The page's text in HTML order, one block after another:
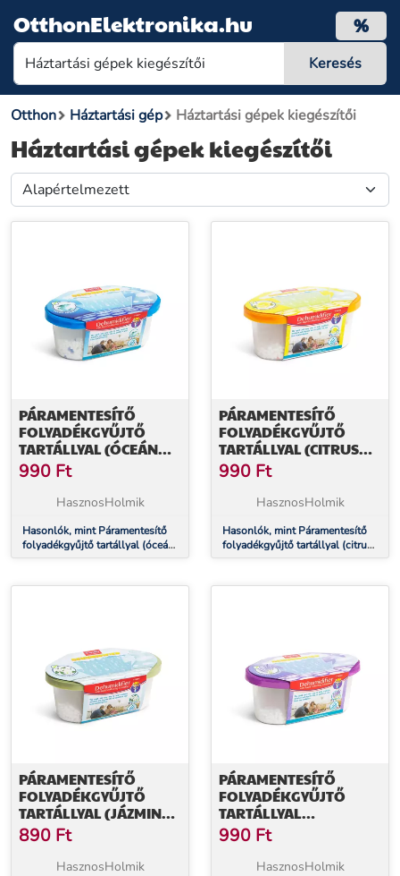
OtthonElektronika.hu %
Otthon Háztartási gép Háztartási gépek kiegészítői
Háztartási gépek kiegészítői
PÁRAMENTESÍTŐ
FOLYADÉKGYŰJTŐ
TARTÁLLYAL (ÓCEÁN
ILLAT, 300 ML)
990 Ft
HasznosHolmik
Hasonlók, mint Páramentesítő
folyadékgyűjtő tartállyal (óceán
illat, 300 ml)
PÁRAMENTESÍTŐ
FOLYADÉKGYŰJTŐ
TARTÁLLYAL (CITRUS
ILLAT, 300 ML)
990 Ft
HasznosHolmik
Hasonlók, mint Páramentesítő
folyadékgyűjtő tartállyal (citrus
illat, 300 ml)
PÁRAMENTESÍTŐ
FOLYADÉKGYŰJTŐ
TARTÁLLYAL (JÁZMIN
ILLAT, 300 ML)
890 Ft
HasznosHolmik
PÁRAMENTESÍTŐ
FOLYADÉKGYŰJTŐ
TARTÁLLYAL
(LEVENDULA ILLAT,
300 ML)
990 Ft
HasznosHolmik